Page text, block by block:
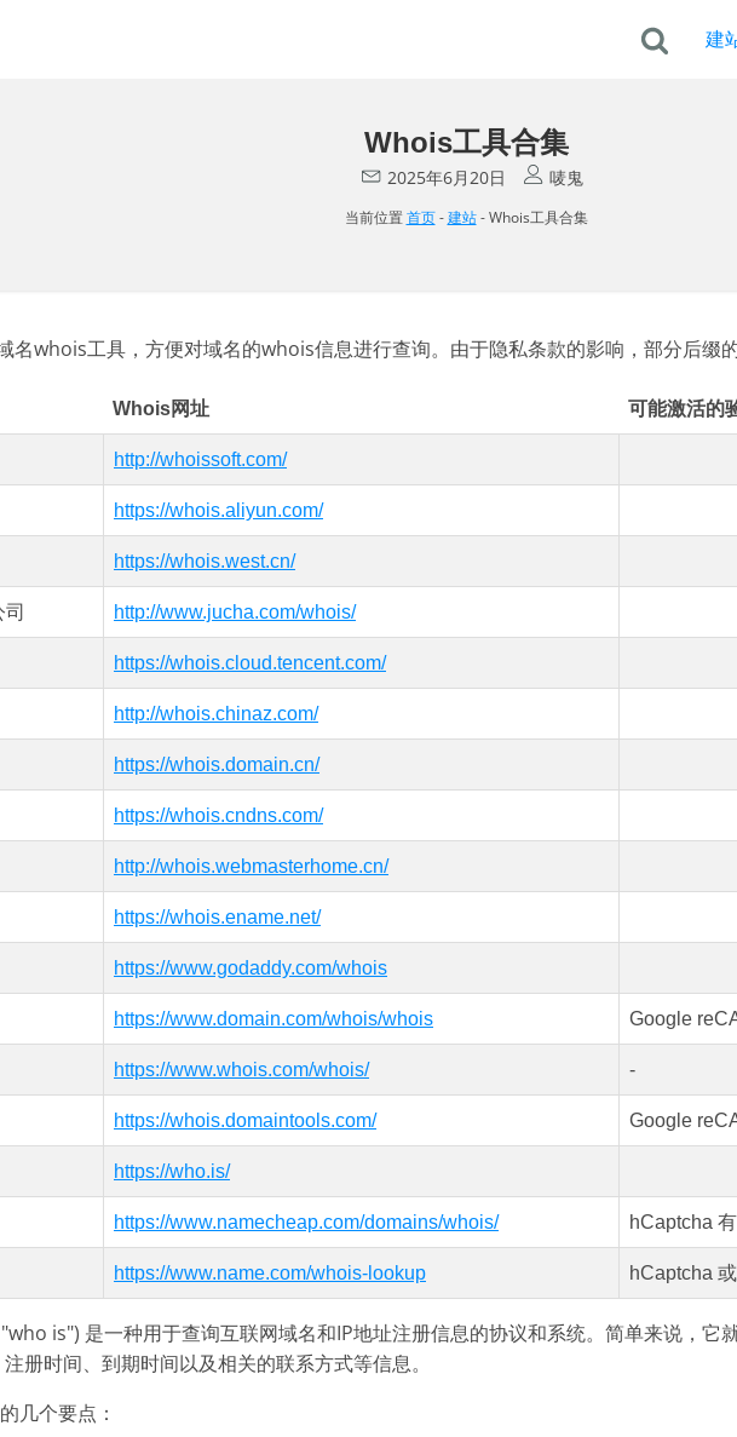
建
Whois工具合集
2025年6月20日 唛鬼
当前位置 首页-建站-Whois工具合集
名whois工具，方便对域名的whois信息进行查询。由于隐私条款的影响，部分后缀
Whois网址 可能激活的
http://whoissoft.com/
https://whois.aliyun.com/
https://whois.west.cn/
http://www.jucha.com/whois/
https://whois.cloud.tencent.com/
http://whois.chinaz.com/
https://whois.domain.cn/
https://whois.cndns.com/
http://whois.webmasterhome.cn/
https://whois.ename.net/
https://www.godaddy.com/whois
https://www.domain.com/whois/whois Google
https://www.whois.com/whois/ -
https://whois.domaintools.com/ Google
https://who.is/
https://www.namecheap.com/domains/whois/ hCaptcha
https://www.name.com/whois-lookup hCaptcha
is") 是一种用于查询互联网域名和IP地址注册信息的协议和系统。简单来说，它
册时间、到期时间以及相关的联系方式等信息。
几个要点：